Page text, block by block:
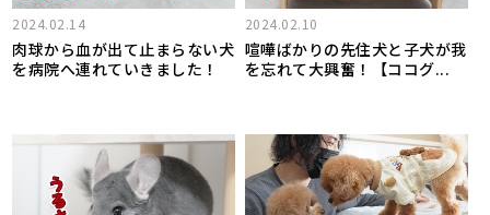
2024.02.14
肉球から血が出て止まらない犬
を病院へ連れていきました！
2024.02.10
喧嘩ばかりの先住犬と子犬が我
を忘れて大興奮！【ココグ...